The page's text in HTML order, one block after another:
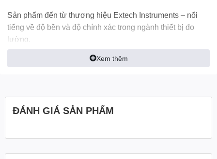
Sản phẩm đến từ thương hiệu Extech Instruments – nổi
tiếng về độ bền và độ chính xác trong ngành thiết bị đo
lường.
chênh lệch EXTECH
Xem thêm
ĐÁNH GIÁ SẢN PHẨM